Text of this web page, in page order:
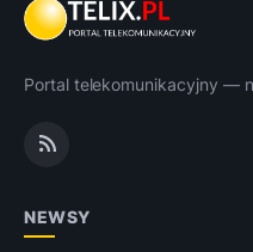
Portal telekomunikacyjny —
NEWSY